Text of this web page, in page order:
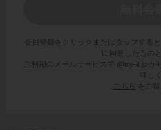
会員登録をクリックまたはタップすると
に同意したもの
ご利用のメールサービスで @try-it.jp か
詳し
こちら
をご